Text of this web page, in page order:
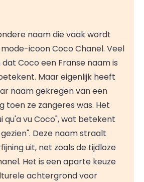
naam die vaak wordt
icoon Coco Chanel. Veel
Coco een Franse naam is
Maar eigenlijk heeft
naam gekregen van een
toen ze zangeres was. Het
qu'a vu Coco", wat betekent
Deze naam straalt
uit, net zoals de tijdloze
Het is een aparte keuze
achtergrond voor